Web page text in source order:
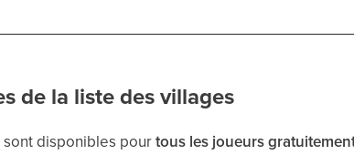
de la liste des villages
sont disponibles pourtous les joueurs